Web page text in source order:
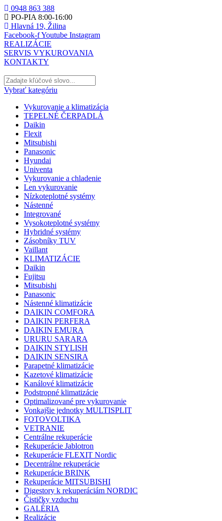
0948 863 388
PO-PIA 8:00-16:00
Hlavná 19, Žilina
Facebook-fYoutube Instagram
REALIZÁCIE
SERVIS VYKUROVANIA
KONTAKTY
Vybrať kategóriu
Vykurovanie a klimatizácia
TEPELNÉ ČERPADLÁ
Daikin
Flexit
Mitsubishi
Panasonic
Hyundai
Univenta
Vykurovanie a chladenie
Len vykurovanie
Nízkoteplotné systémy
Nástenné
Integrované
Vysokoteplotné systémy
Hybridné systémy
Zásobníky TUV
Vaillant
KLIMATIZÁCIE
Daikin
Fujitsu
Mitsubishi
Panasonic
Nástenné klimatizácie
DAIKIN COMFORA
DAIKIN PERFERA
DAIKIN EMURA
URURU SARARA
DAIKIN STYLISH
DAIKIN SENSIRA
Parapetné klimatizácie
Kazetové klimatizácie
Kanálové klimatizácie
Podstropné klimatizácie
Optimalizované pre vykurovanie
Vonkajšie jednotky MULTISPLIT
FOTOVOLTIKA
VETRANIE
Centrálne rekuperácie
Rekuperácie Jablotron
Rekuperácie FLEXIT Nordic
Decentrálne rekuperácie
Rekuperácie BRINK
Rekuperácie MITSUBISHI
Digestory k rekuperáciám NORDIC
Čističky vzduchu
GALÉRIA
Realizácie